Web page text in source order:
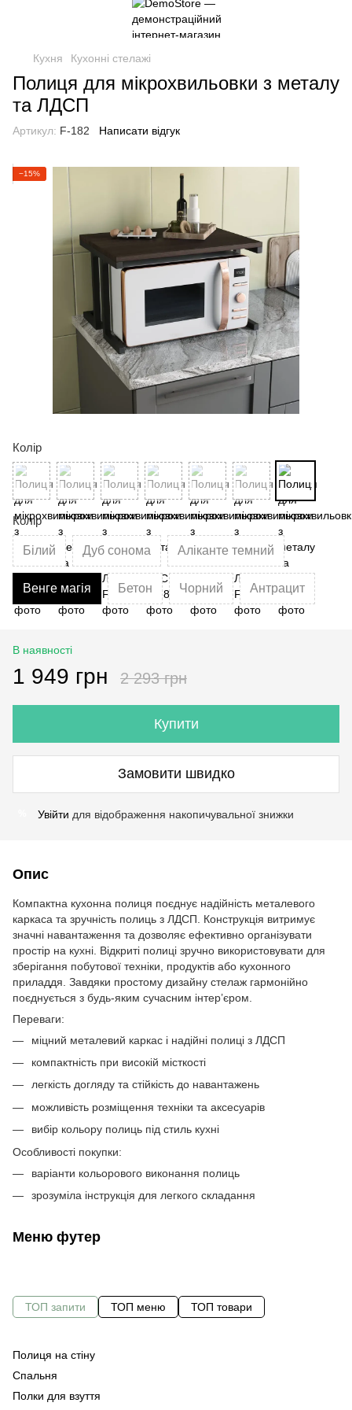
Кухня Кухонні стелажі
Полиця для мікрохвильовки з металу
та ЛДСП
Артикул: F-182 Написати відгук
−15%
Колір
Колір
Білий Дуб сонома Аліканте темний
Венге магія Бетон Чорний Антрацит
В наявності
1 949 грн 2 293 грн
Купити
Замовити швидко
Увійти для відображення накопичувальної знижки
Опис
Компактна кухонна полиця поєднує надійність металевого
каркаса та зручність полиць з ЛДСП. Конструкція витримує
значні навантаження та дозволяє ефективно організувати
простір на кухні. Відкриті полиці зручно використовувати для
зберігання побутової техніки, продуктів або кухонного
приладдя. Завдяки простому дизайну стелаж гармонійно
поєднується з будь-яким сучасним інтер’єром.
Переваги:
міцний металевий каркас і надійні полиці з ЛДСП
компактність при високій місткості
легкість догляду та стійкість до навантажень
можливість розміщення техніки та аксесуарів
вибір кольору полиць під стиль кухні
Особливості покупки:
варіанти кольорового виконання полиць
зрозуміла інструкція для легкого складання
Меню футер
ТОП запити ТОП меню ТОП товари
Полиця на стіну
Спальня
Полки для взуття